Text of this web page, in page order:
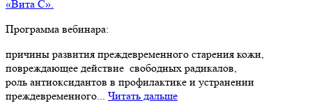
«Вита С».
Программа вебинара:
причины развития преждевременного старения кожи,
повреждающее действие свободных радикалов,
роль антиоксидантов в профилактике и устранении
преждевременного... Читать дальше